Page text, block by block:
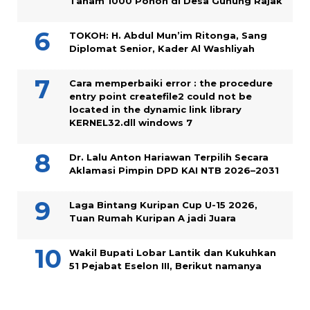
TOKOH: H. Abdul Mun’im Ritonga, Sang
Diplomat Senior, Kader Al Washliyah
Cara memperbaiki error : the procedure
entry point createfile2 could not be
located in the dynamic link library
KERNEL32.dll windows 7
Dr. Lalu Anton Hariawan Terpilih Secara
Aklamasi Pimpin DPD KAI NTB 2026–2031
Laga Bintang Kuripan Cup U-15 2026,
Tuan Rumah Kuripan A jadi Juara
Wakil Bupati Lobar Lantik dan Kukuhkan
51 Pejabat Eselon III, Berikut namanya